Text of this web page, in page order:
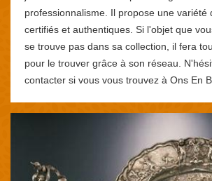
professionnalisme. Il propose une variété
certifiés et authentiques. Si l'objet que
se trouve pas dans sa collection, il fera
pour le trouver grâce à son réseau.
contacter si vous vous trouvez à Ons En